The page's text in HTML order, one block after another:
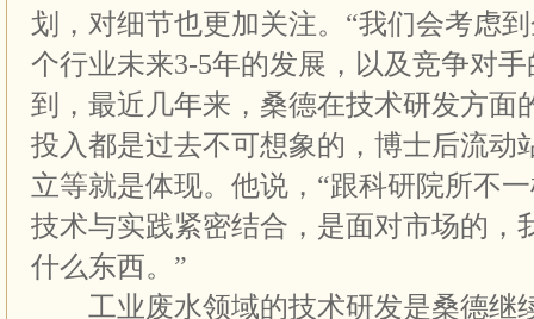
划，对细节也更加关注。“我们会考虑
个行业未来3-5年的发展，以及竞争对
到，最近几年来，桑德在技术研发方面
投入都是过去不可想象的，博士后流动
立等就是体现。他说，“跟科研院所不
技术与实践紧密结合，是面对市场的，
什么东西。”
工业废水领域的技术研发是桑德继